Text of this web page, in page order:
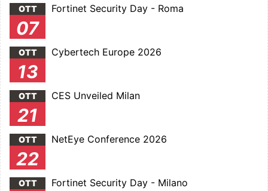
OTT
07
Fortinet Security Day - Roma
OTT
13
Cybertech Europe 2026
OTT
21
CES Unveiled Milan
OTT
22
NetEye Conference 2026
OTT Fortinet Security Day - Milano